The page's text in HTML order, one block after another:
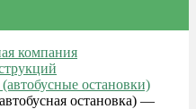
компания
остановки)
остановка) —